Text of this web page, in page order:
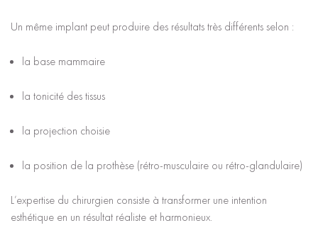
Un même implant peut produire des résultats très différents selon :
la base mammaire
la tonicité des tissus
la projection choisie
la position de la prothèse (rétro-musculaire ou rétro-glandulaire)
L’expertise du chirurgien consiste à transformer une intention
esthétique en un résultat réaliste et harmonieux.